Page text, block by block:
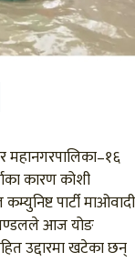
महानगरपालिका–१६
कारण कोशी
पार्टी माओवादी
मण्डलले आज योङ
उद्दारमा खटेका छन्